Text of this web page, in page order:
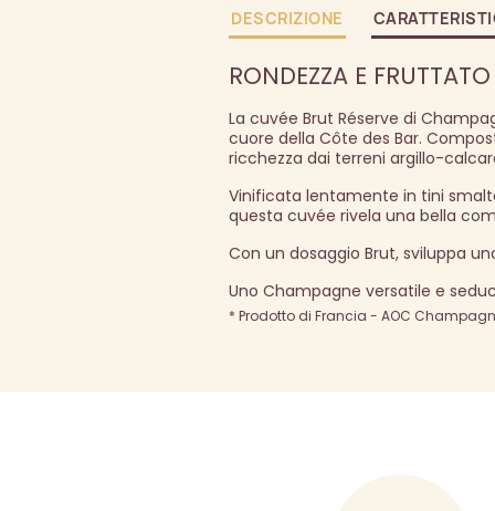
DESCRIZIONE
RONDEZZA E
La cuvée Brut Réserve di
cuore della Côte des Bar.
ricchezza dai terreni argillo-
Vinificata lentamente in tini
questa cuvée rivela una bella
Con un dosaggio Brut, sviluppa
Uno Champagne versatile e
* Prodotto di Francia - AOC